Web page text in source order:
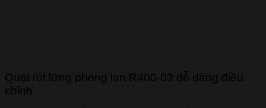
Quạt rút lửng phong lan R400-03 dễ dàng điều
chỉnh